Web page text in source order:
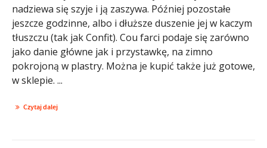
nadziewa się szyje i ją zaszywa. Później pozostałe
jeszcze godzinne, albo i dłuższe duszenie jej w kaczym
tłuszczu (tak jak Confit). Cou farci podaje się zarówno
jako danie główne jak i przystawkę, na zimno
pokrojoną w plastry. Można je kupić także już gotowe,
w sklepie. ...
Czytaj dalej